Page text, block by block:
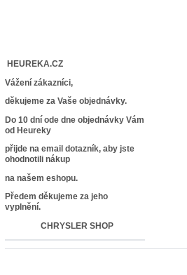
HEUREKA.CZ
Vážení zákazníci,
děkujeme za Vaše objednávky.
Do 10 dní ode dne objednávky Vám
od Heureky
přijde na email dotazník, aby jste
ohodnotili nákup
na našem eshopu.
Předem děkujeme za jeho
vyplnění.
CHRYSLER SHOP